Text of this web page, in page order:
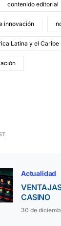
contenido editorial
innovación
Latina y el Caribe
Actualidad
CASINO
30 de